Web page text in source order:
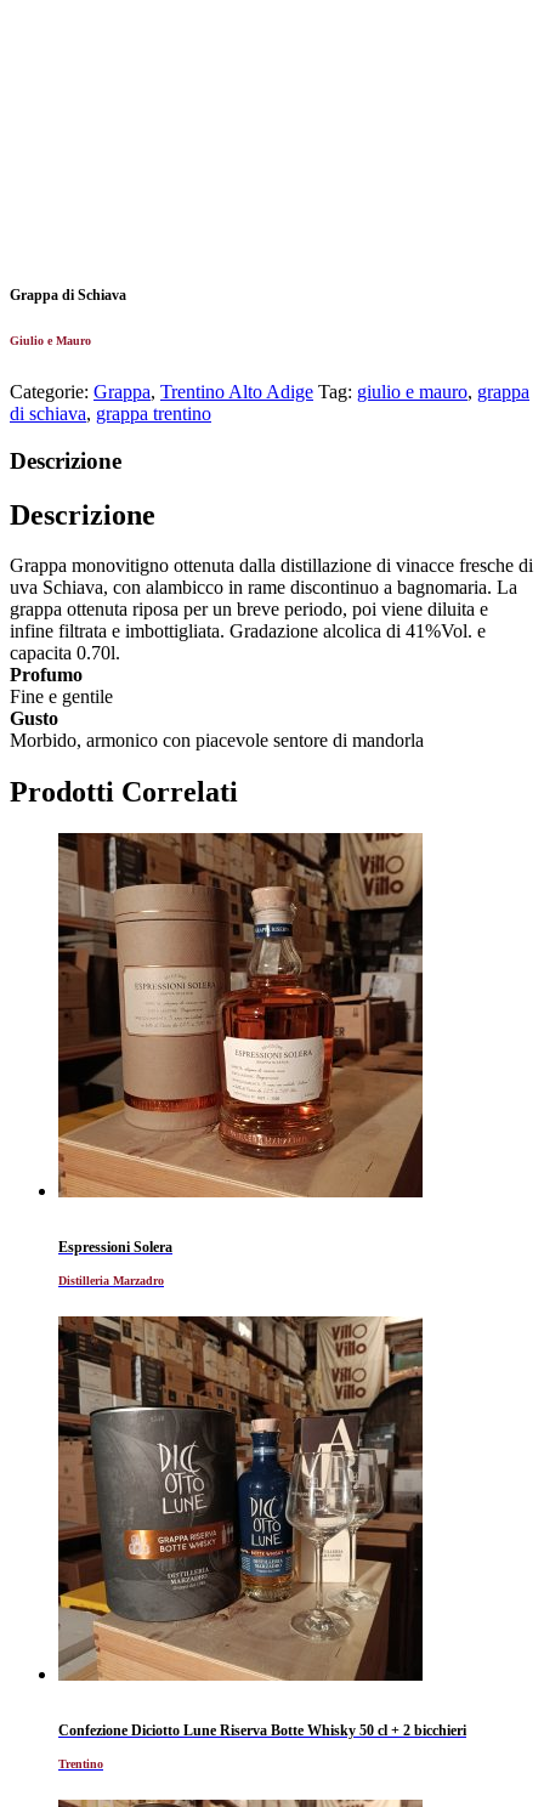
Grappa di Schiava
Giulio e Mauro
Categorie: Grappa, Trentino Alto Adige Tag: giulio e mauro, grappa
di schiava, grappa trentino
Descrizione
Descrizione
Grappa monovitigno ottenuta dalla distillazione di vinacce fresche di
uva Schiava, con alambicco in rame discontinuo a bagnomaria. La
grappa ottenuta riposa per un breve periodo, poi viene diluita e
infine filtrata e imbottigliata. Gradazione alcolica di 41%Vol. e
capacita 0.70l.
Profumo
Fine e gentile
Gusto
Morbido, armonico con piacevole sentore di mandorla
Prodotti Correlati
Espressioni Solera
Distilleria Marzadro
Confezione Diciotto Lune Riserva Botte Whisky 50 cl + 2 bicchieri
Trentino